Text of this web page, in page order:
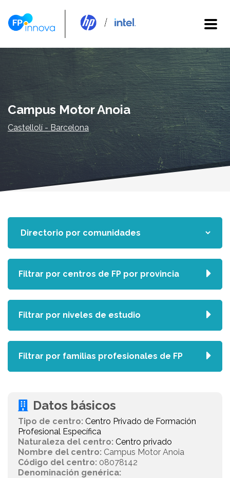
Campus Motor Anoia
Castellolí - Barcelona
Datos básicos
Tipo de centro: Centro Privado de Formación
Profesional Específica
Naturaleza del centro: Centro privado
Nombre del centro: Campus Motor Anoia
Código del centro: 08078142
Denominación genérica:
Filtrar por centros de FP por provincia
Filtrar por niveles de estudio
Filtrar por familias profesionales de FP